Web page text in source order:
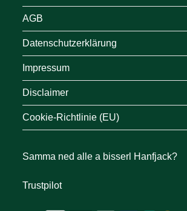
AGB
Datenschutzerklärung
Impressum
Disclaimer
Cookie-Richtlinie (EU)
Samma ned alle a bisserl Hanfjack?
Trustpilot